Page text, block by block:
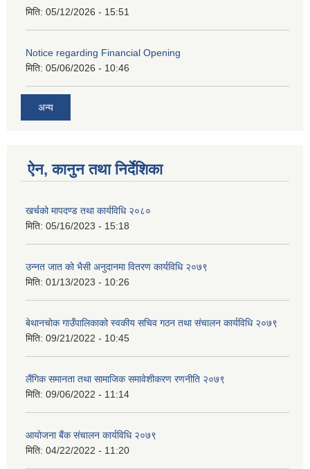
मिति: 05/12/2026 - 15:51
Notice regarding Financial Opening
मिति: 05/06/2026 - 10:46
अन्य
ऐन, कानुन तथा निर्देशिका
खर्चको मापदण्ड तथा कार्यविधि २०८०
मिति: 05/16/2023 - 15:18
उन्नत जात को भैसी अनुदानमा वितरण कार्यविधि २०७९
मिति: 01/13/2023 - 10:26
बेथानचोक गाउँपालिकाको स्वकीय सचिव गठन तथा संचालन कार्यविधि २०७९
मिति: 09/21/2022 - 10:45
लैंगिक समानता तथा सामाजिक समावेशीकरण रणनीति २०७९
मिति: 09/06/2022 - 11:14
आयोजना बैंक संचालन कार्यविधि २०७९
मिति: 04/22/2022 - 11:20